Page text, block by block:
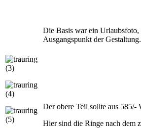
Die Basis war ein
Ausgangspunkt der Gestaltung.
Der obere Teil sollte aus 585/-
Hier sind die Ringe nach dem